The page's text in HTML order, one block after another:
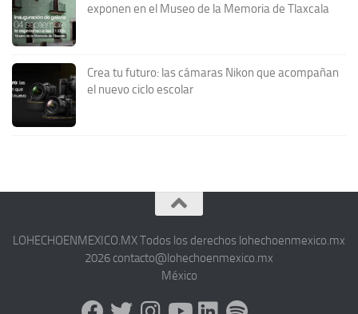
exponen en el Museo de la Memoria de Tlaxcala
Crea tu futuro: las cámaras Nikon que acompañan
el nuevo ciclo escolar
LOHECHOENMEXICO.MX Todos los derechos lohechoenmexico.mx
2026 contacto@lohechoenmexico.mx
México